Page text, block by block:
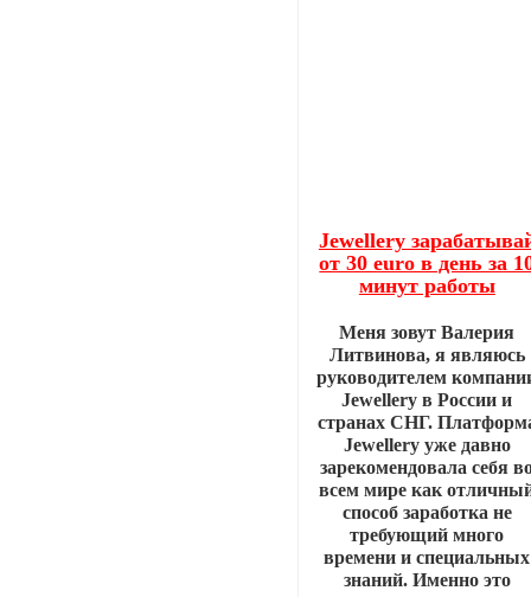
Jewellery
от 30 euro в день за
минут работы
Меня зовут Валерия
Литвинова, я являюсь
руководителем
Jewellery в России и
странах СНГ.
Jewellery уже давно
зарекомендовала себя
всем мире как
способ заработка не
требующий много
времени и специальных
знаний. Именно это